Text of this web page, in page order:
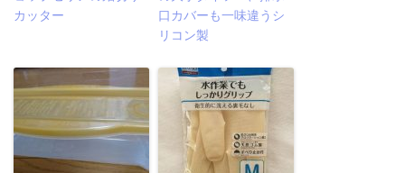
カッター
口カバーも一味違うシ
リコン製